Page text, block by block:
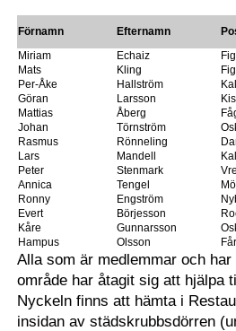
Förnamn Efternamn
Miriam
Echaiz
Mats
Kling
Per-Åke
Hallström
Göran
Larsson
Mattias
Åberg
Johan
Törnström
Rasmus
Rönneling
Lars
Mandell
Peter
Stenmark
Annica
Tengel
Ronny
Engström
Evert
Börjesson
Kåre
Gunnarsson
Hampus
Olsson
Alla som är medlemmar och
område har åtagit sig att hjälpa
Nyckeln finns att hämta i
insidan av städskrubbsdörren